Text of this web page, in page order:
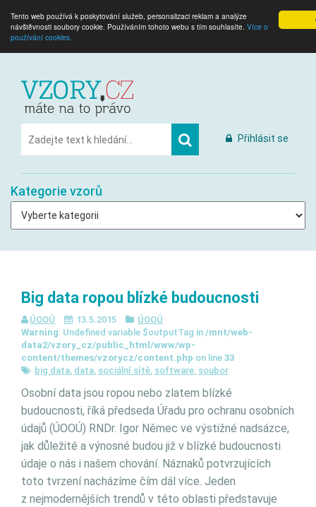
Tento web používá k poskytování služeb, personalizaci reklam a analýze
návštěvnosti soubory cookie. Používáním tohoto webu s tím souhlasíte. Více o
používání cookies.
Přihlásit se
Kategorie vzorů
Big data ropou blízké budoucnosti
ÚOOÚ 13.5.2015
ÚOOÚ
Warning: Undefined variable $outputTag in /mnt/web-
data2/vzory_cz/public_html/www/wp-
content/themes/vzorycz/content.php on line 33
big data, data, sociální sítě, software, soubor
Osobní data jsou ropou nebo zlatem blízké
budoucnosti, říká předseda Úřadu pro ochranu osobních
údajů (ÚOOÚ) RNDr. Igor Němec ve výstižné nadsázce,
jak důležité a výnosné budou již v blízké budoucnosti
údaje o nás i našem chování. Náznaků potvrzujících
toto tvrzení nacházíme čím dál více. Jeden
z nejmodernějších trendů v této oblasti představuje